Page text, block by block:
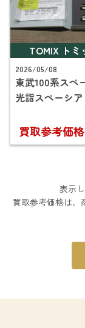
TOMIX トミ
2026/05/08
東武100系スペ
光詣スペーシ
買取参考価格
表示
買取参考価格は、